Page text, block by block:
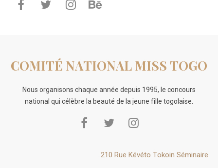
COMITÉ NATIONAL MISS TOGO
Nous organisons chaque année depuis 1995, le concours
national qui célèbre la beauté de la jeune fille togolaise.
210 Rue Kévéto Tokoin Séminaire